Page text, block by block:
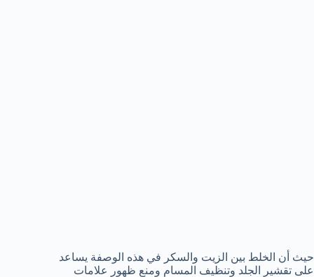
حيث أن الخلط بين الزيت والسكر في هذه الوصفة يساعد
على تقشير الجلد وتنظيف المسام ومنع ظهور علامات